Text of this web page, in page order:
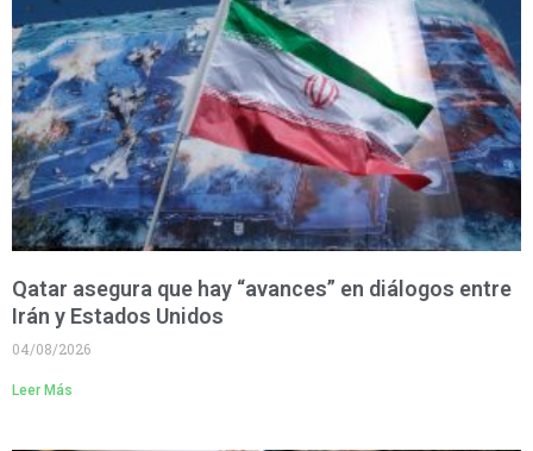
Qatar asegura que hay “avances” en diálogos entre
Irán y Estados Unidos
04/08/2026
Leer Más